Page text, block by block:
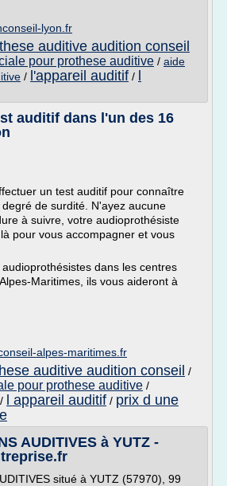
lyon.fr
auditive audition conseil
pour prothese auditive / aide
/ l'appareil auditif /
auditif dans l'un des 16
un test auditif pour connaître
de surdité. N'ayez aucune
à suivre, votre audioprothésiste
pour vous accompagner et vous
dans les centres
Maritimes, ils vous aideront à
alpes-maritimes.fr
auditive audition conseil /
pour prothese auditive /
/ l appareil auditif / prix d une
AUDITIVES à YUTZ -
situé à YUTZ (57970), 99